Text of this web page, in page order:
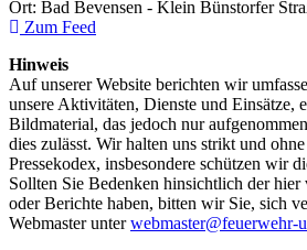
Ort: Bad Bevensen - Klein Bünstorfer
Zum Feed
Hinweis
Auf unserer Website berichten wir
unsere Aktivitäten, Dienste und Einsätze,
Bildmaterial, das jedoch nur
dies zulässt. Wir halten uns strikt und
Pressekodex, insbesondere schützen wir
Sollten Sie Bedenken hinsichtlich der
oder Berichte haben, bitten wir Sie, sich
Webmaster unterwebmaster@feuerwehr-